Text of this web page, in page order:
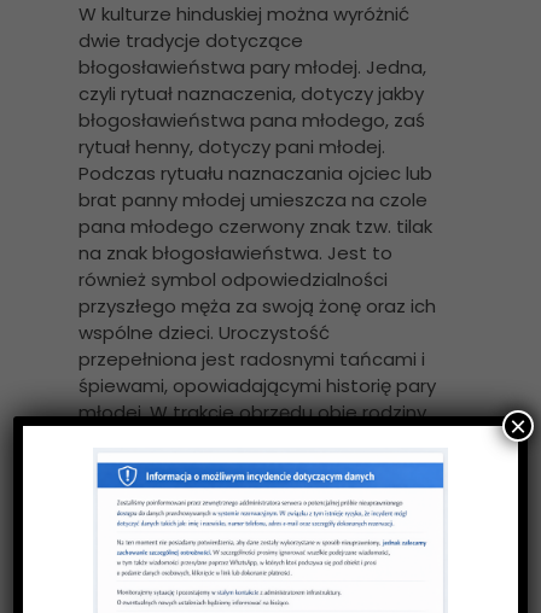
W kulturze hinduskiej można wyróżnić
dwie tradycje dotyczące
błogosławieństwa pary młodej. Jedna,
czyli rytuał naznaczenia, dotyczy jakby
błogosławieństwa pana młodego, zaś
rytuał henny, dotyczy pani młodej.
Podczas rytuału naznaczania ojciec lub
brat panny młodej umieszcza na czole
pana młodego czerwony znak tzw. tilak
na znak błogosławieństwa. Jest to
również symbol odpowiedzialności
przyszłego męża za swoją żonę oraz ich
wspólne dzieci. Uroczystość
przepełniona jest radosnymi tańcami i
śpiewami, opowiadającymi historię pary
młodej. W trakcie obrzędu obie rodziny
prezentami i podarunkami. Rytuał henny
zaś, polega na dekorowaniu henną rąk i
stóp panny młodej różnymi wzorami.
Według wierzeń, takie zdobienie ciała
ma przynieść szczęście i pomyślność
małżeństwu.
×